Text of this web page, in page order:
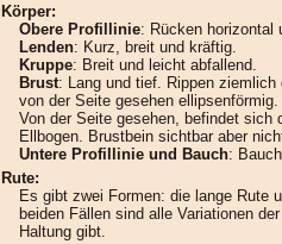
Körper:
Obere Profillinie: Rücken horizontal
Lenden: Kurz, breit und kräftig.
Kruppe: Breit und leicht abfallend.
Brust: Lang und tief. Rippen ziemlich
von der Seite gesehen
Von der Seite gesehen, befindet sich
Ellbogen. Brustbein sichtbar aber
Untere Profillinie und Bauch:
Rute:
Es gibt zwei Formen: die lange Rute
beiden Fällen sind alle Variationen
Haltung gibt.